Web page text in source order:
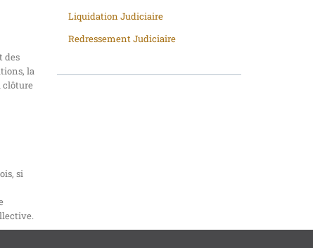
Liquidation Judiciaire
Redressement Judiciaire
des
la
clôture
si